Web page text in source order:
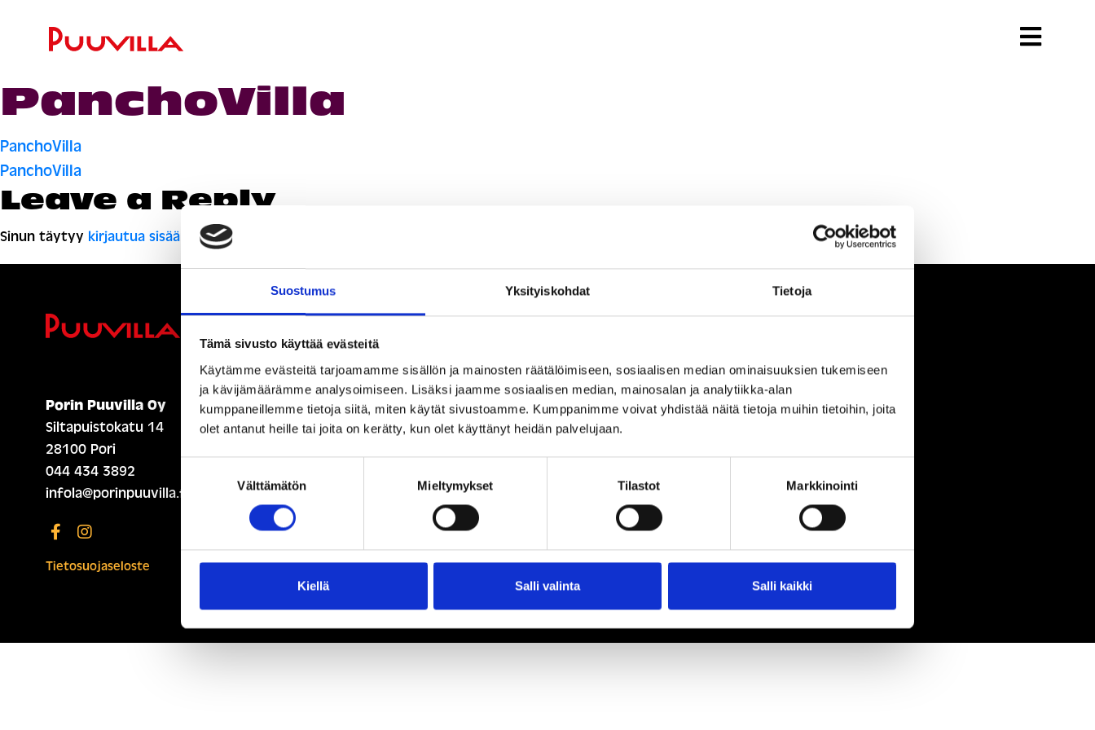
Suostumus Yksityiskohdat Tietoja
Tämä sivusto käyttää evästeitä
Käytämme evästeitä tarjoamamme sisällön ja mainosten räätälöimiseen, sosiaalisen median ominaisuuksien tukemiseen
ja kävijämäärämme analysoimiseen. Lisäksi jaamme sosiaalisen median, mainosalan ja analytiikka-alan
kumppaneillemme tietoja siitä, miten käytät sivustoamme. Kumppanimme voivat yhdistää näitä tietoja muihin tietoihin, joita
olet antanut heille tai joita on kerätty, kun olet käyttänyt heidän palvelujaan.
Välttämätön Mieltymykset Tilastot Markkinointi
Kiellä Salli valinta Salli kaikki
PanchoVilla
Artikkelien
selaus
PanchoVilla
PanchoVilla
Leave a Reply
Sinun täytyy kirjautua sisään kommentoidaksesi.
Porin Puuvilla Oy
Siltapuistokatu 14
28100 Pori
044 434 3892
infola@porinpuuvilla.fi
Tietosuojaseloste
ETUSIVU (ENGLISH)